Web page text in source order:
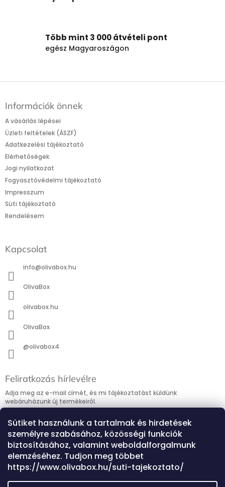
Sütiket használunk a tartalmak és hirdetések
személyre szabásához, közösségi funkciók
biztosításához, valamint weboldalforgalmunk
elemzéséhez. Tudjon meg többet
https://www.olivabox.hu/suti-tajekoztato/
Több mint 3 000 átvételi pont
egész Magyaroszágon
Információk önnek
A vásárlás lépései
Üzleti feltételek (ÁSZF)
Adatkezelési tájékoztató
Elérhetőségek
Jogi nyilatkozat
Fogyasztóvédelmi tájékoztató
Impresszum
Süti tájékoztató
Rendelésem
Kapcsolat
info@olivabox.hu
OlivaBox
olivabox.hu
OlivaBox
@olivabox4
Feliratkozás hírlevélre
Adja meg az e-mail címét, és mi tájékoztatást küldünk
webáruházunk új termékeiről.
Hozzájárulok, hogy az általam önként megadott nevem és e-
mail címem felhasználásával a www.olivabox.hurészemre e-mail
útján hírleveleket, ajánlatokat küldjön. Kijelentem, hogy az
adatkezelési tájékoztatót
elolvastam. Megértettem, hogy a
hozzájárulásom bármikor visszavonhatom.